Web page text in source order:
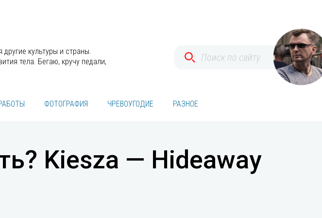
культуры и страны.
тела. Бегаю, кручу педали,
ФОТОГРАФИЯ ЧРЕВОУГОДИЕ РАЗНОЕ
Kiesza — Hideaway